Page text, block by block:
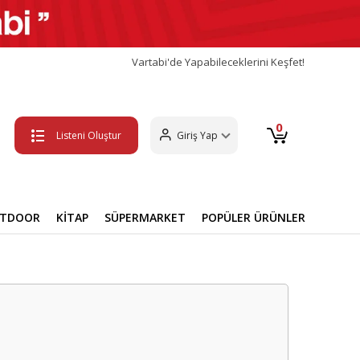
Vartabi'de Yapabileceklerini Keşfet!
Listeni Oluştur Giriş Yap 0
KİTAP SÜPERMARKET POPÜLER ÜRÜNLER